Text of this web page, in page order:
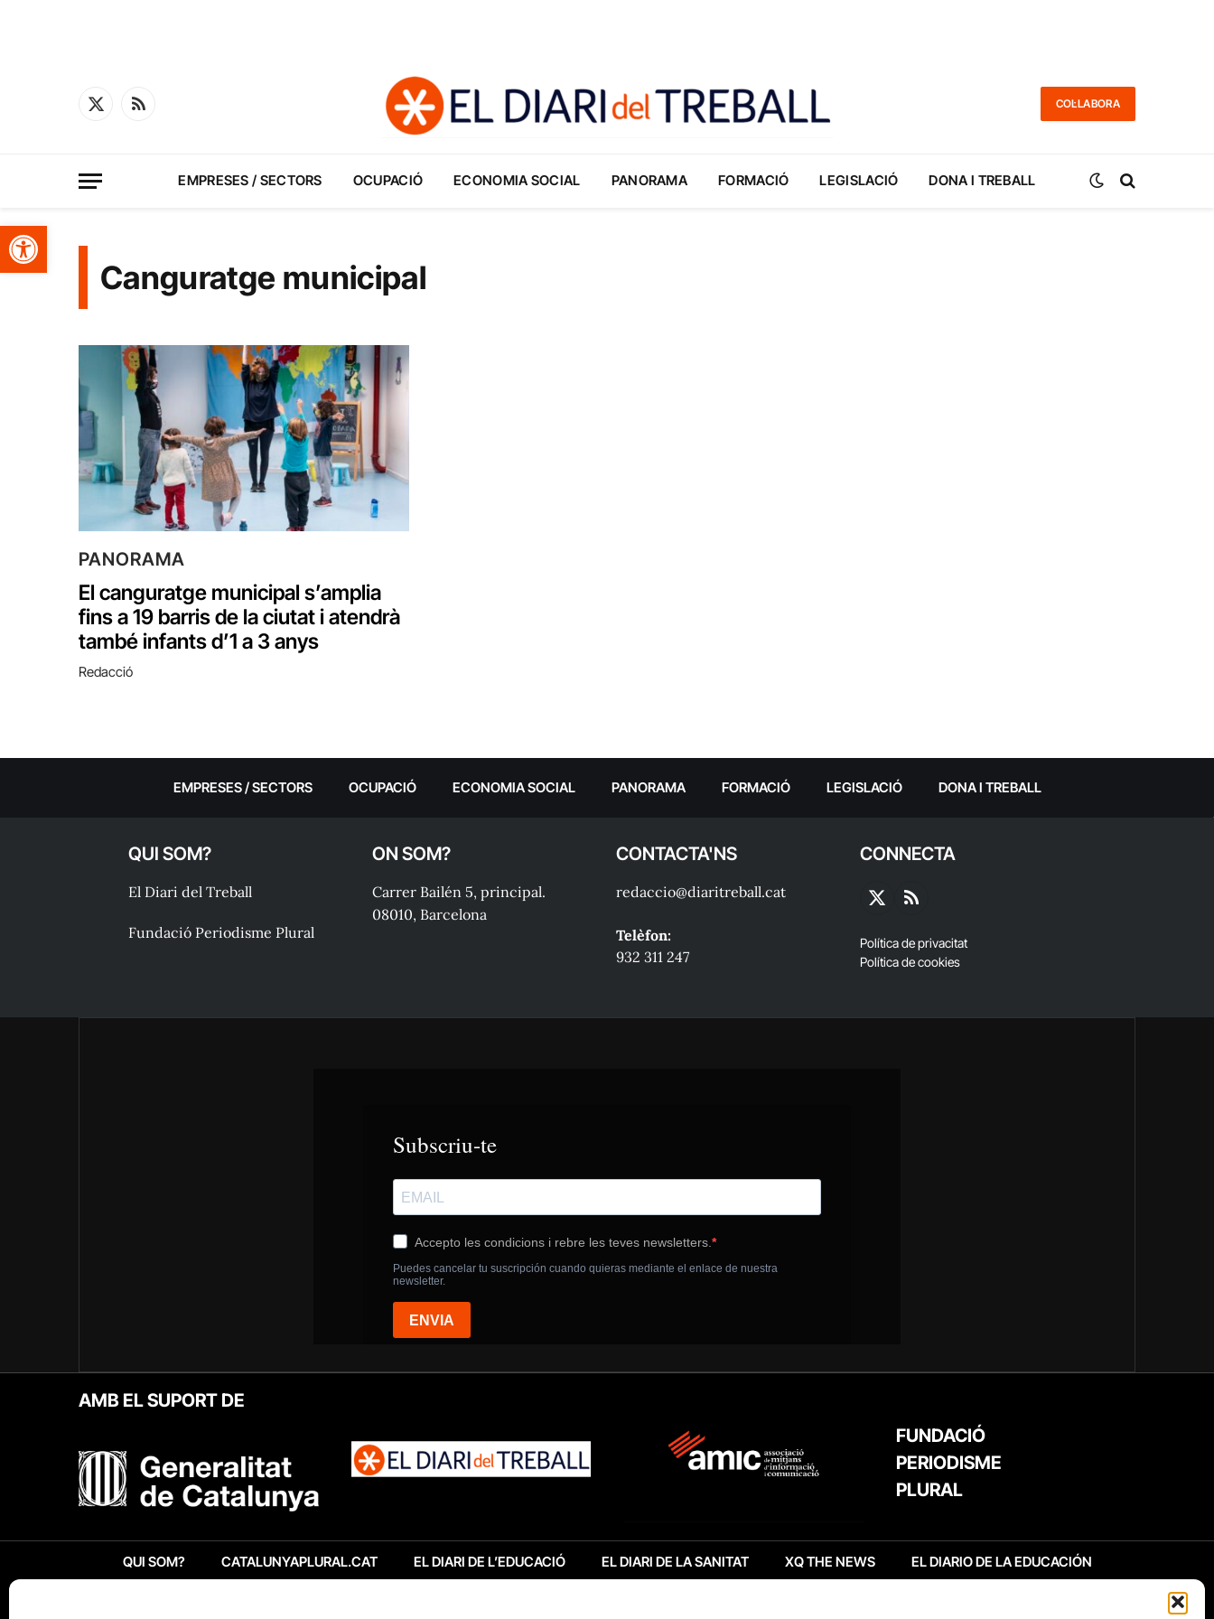
Obre la barra d'eines
X
RSS
COL·LABORA
EMPRESES / SECTORS OCUPACIÓ ECONOMIA SOCIAL PANORAMA FORMACIÓ LEGISLACIÓ DONA I TREBALL
Canguratge municipal
PANORAMA
El canguratge municipal s’amplia
fins a 19 barris de la ciutat i atendrà
també infants d’1 a 3 anys
Redacció
EMPRESES / SECTORS OCUPACIÓ ECONOMIA SOCIAL PANORAMA FORMACIÓ LEGISLACIÓ DONA I TREBALL
QUI SOM?
El Diari del Treball
Fundació Periodisme Plural
ON SOM?
Carrer Bailén 5, principal.
08010, Barcelona
CONTACTA'NS
redaccio@diaritreball.cat
Telèfon:
932 311 247
CONNECTA
X
RSS
Política de privacitat
Política de cookies
AMB EL SUPORT DE
FUNDACIÓ
PERIODISME
PLURAL
QUI SOM? CATALUNYAPLURAL.CAT EL DIARI DE L’EDUCACIÓ EL DIARI DE LA SANITAT XQ THE NEWS EL DIARIO DE LA EDUCACIÓN